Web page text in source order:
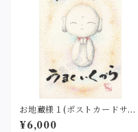
お地蔵様１(ポストカードサイ
ズ）原画
¥6,000